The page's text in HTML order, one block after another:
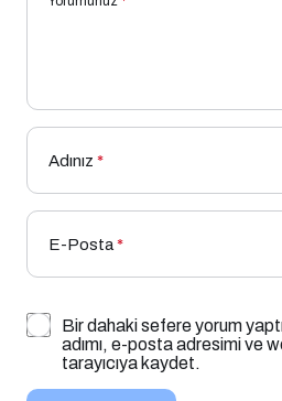
Adınız *
E-Posta*
Bir dahaki sefere yorum
adımı, e-posta adresimi ve
tarayıcıya kaydet.